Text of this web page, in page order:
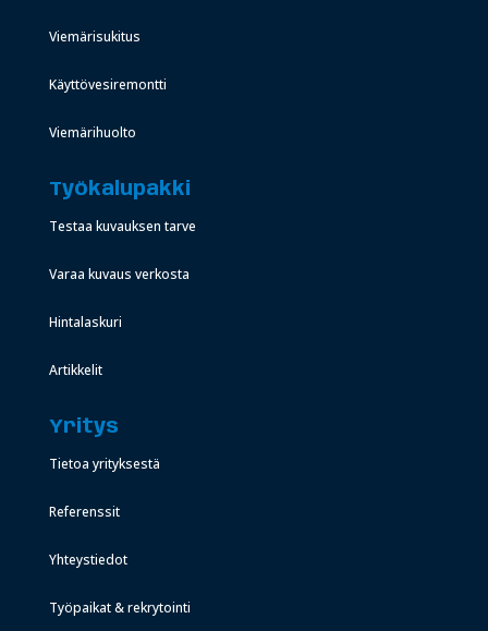
Viemärisukitus
Käyttövesiremontti
Viemärihuolto
Työkalupakki
Testaa kuvauksen tarve
Varaa kuvaus verkosta
Hintalaskuri
Artikkelit
Yritys
Tietoa yrityksestä
Referenssit
Yhteystiedot
Työpaikat & rekrytointi